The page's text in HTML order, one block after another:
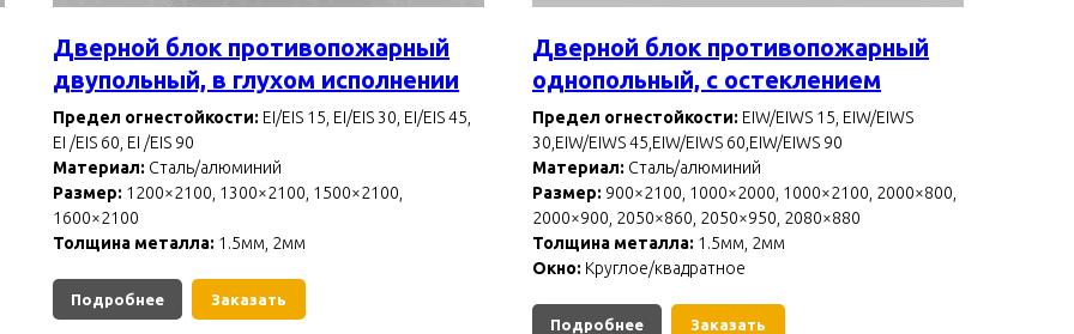
Дверной блок противопожарный
двупольный, в глухом исполнении
Предел огнестойкости: EI/EIS 15, EI/EIS 30, EI/EIS 45,
EI /EIS 60, EI /EIS 90
Материал: Сталь/алюминий
Размер: 1200×2100, 1300×2100, 1500×2100,
1600×2100
Толщина металла: 1.5мм, 2мм
Подробнее Заказать
Дверной блок противопожарный
однопольный, с остеклением
Предел огнестойкости: EIW/EIWS 15, EIW/EIWS
30,EIW/EIWS 45,EIW/EIWS 60,EIW/EIWS 90
Материал: Сталь/алюминий
Размер: 900×2100, 1000×2000, 1000×2100, 2000×800,
2000×900, 2050×860, 2050×950, 2080×880
Толщина металла: 1.5мм, 2мм
Окно: Круглое/квадратное
Подробнее Заказать